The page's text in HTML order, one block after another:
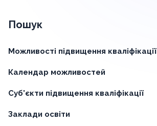
Пошук
Можливості підвищення кваліфікації
Календар можливостей
Суб'єкти підвищення кваліфікації
Заклади освіти